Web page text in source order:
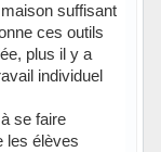
suffisant
ces outils
plus il y a
individuel
se faire
les élèves